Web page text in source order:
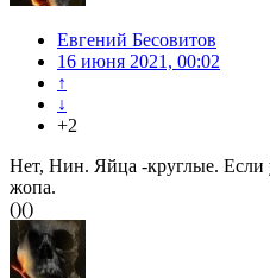
Евгений Бесовитов
16 июня 2021, 00:02
↑
↓
+2
Нет, Нин. Яйца -круглые. Если
жопа.
()()